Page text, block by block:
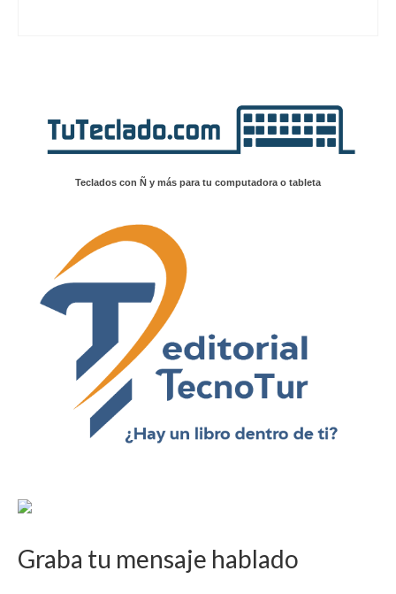
Teclados con Ñ y más para tu computadora o tableta
Graba tu mensaje hablado